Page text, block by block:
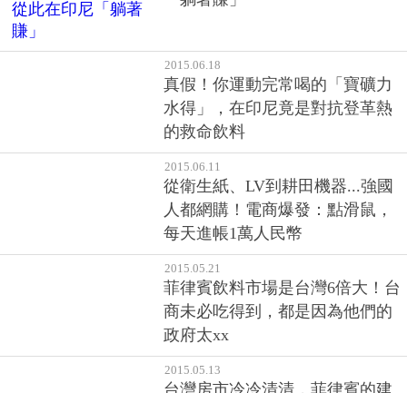
2015.06.11
從衛生紙、LV到耕田機器...強國
人都網購！電商爆發：點滑鼠，
每天進帳1萬人民幣
2015.05.21
菲律賓飲料市場是台灣6倍大！台
商未必吃得到，都是因為他們的
政府太xx
2015.05.13
台灣房市冷冷清清，菲律賓的建
案卻供不應求，這都是因為●●●帶
來巨大的商機！
2015.05.06